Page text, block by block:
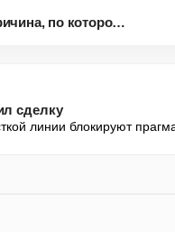
Настоящая причина, по которой ...
сделку
линии блокируют